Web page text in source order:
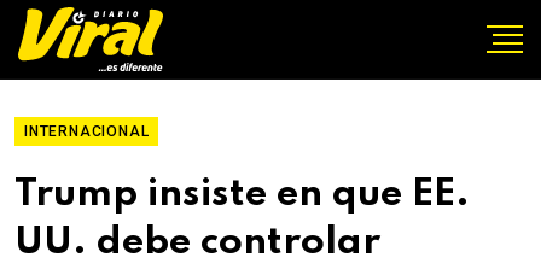
INTERNACIONAL
Trump insiste en que EE.
UU. debe controlar